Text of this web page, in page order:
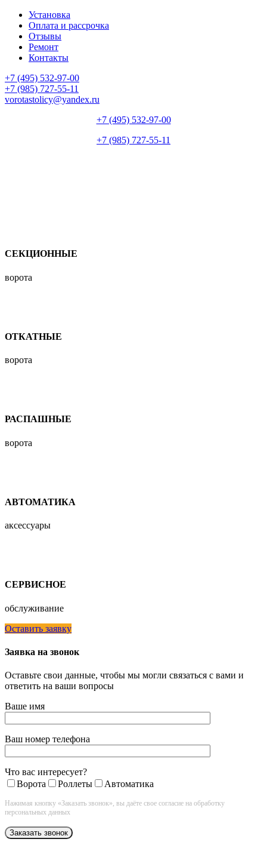
Установка
Оплата и рассрочка
Отзывы
Ремонт
Контакты
+7 (495) 532-97-00
+7 (985) 727-55-11
vorotastolicy@yandex.ru
+7 (495) 532-97-00
+7 (985) 727-55-11
СЕКЦИОННЫЕ
ворота
ОТКАТНЫЕ
ворота
РАСПАШНЫЕ
ворота
АВТОМАТИКА
аксессуары
СЕРВИСНОЕ
обслуживание
Оставить заявку
Заявка на звонок
Оставьте свои данные, чтобы мы могли связаться с вами и
ответить на ваши вопросы
Ваше имя
Ваш номер телефона
Что вас интересует?
Ворота
Роллеты Автоматика
Нажимая кнопку «Заказать звонок», вы даёте свое согласие на обработку
персональных данных